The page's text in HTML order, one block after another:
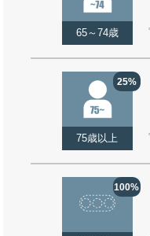
65～74歳
25%
75歳以上
100%